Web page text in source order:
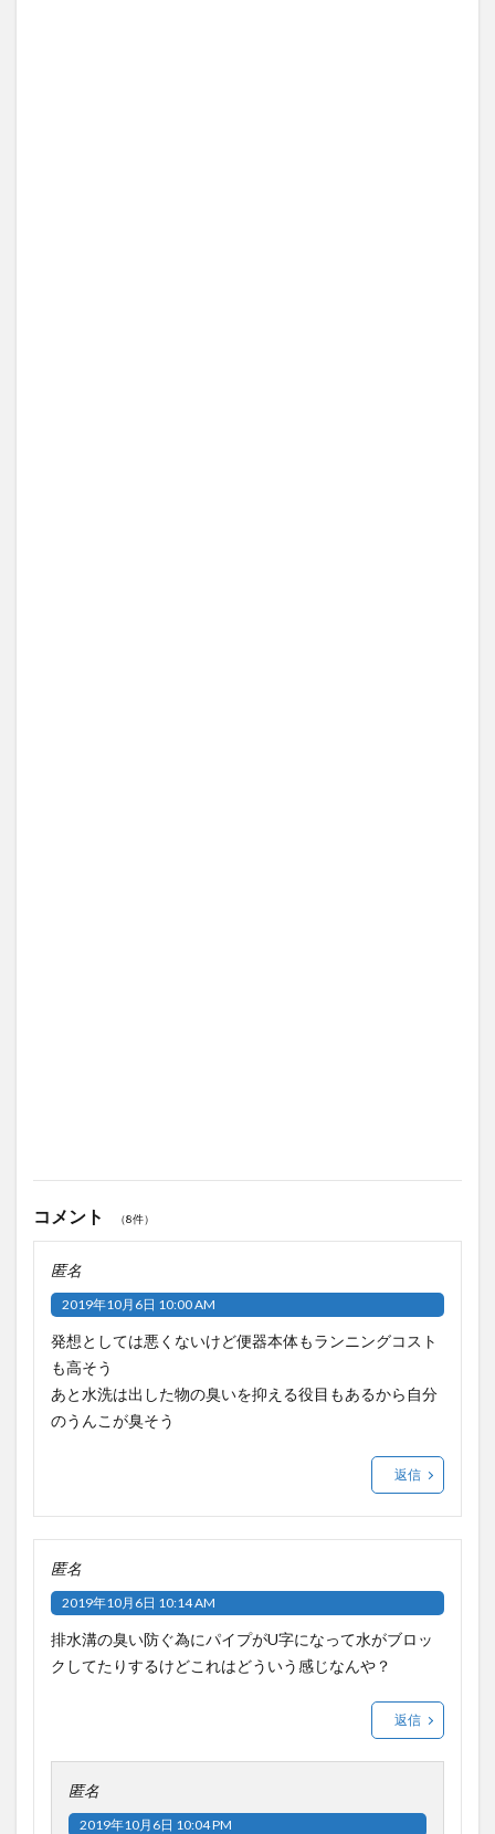
コメント （8件）
匿名
2019年10月6日 10:00 AM
発想としては悪くないけど便器本体もランニングコスト
も高そう
あと水洗は出した物の臭いを抑える役目もあるから自分
のうんこが臭そう
返信
匿名
2019年10月6日 10:14 AM
排水溝の臭い防ぐ為にパイプがU字になって水がブロッ
クしてたりするけどこれはどういう感じなんや？
返信
匿名
2019年10月6日 10:04 PM